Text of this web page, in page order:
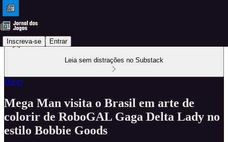
Inscreva-se Entrar
Leia sem distrações no Substack
Dicas
Mega Man visita o Brasil em arte de
colorir de RoboGAL Gaga Delta Lady no
estilo Bobbie Goods